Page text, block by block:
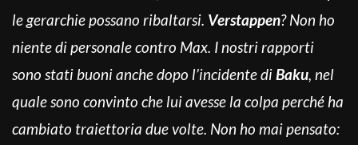
le gerarchie possano ribaltarsi. Verstappen? Non ho
niente di personale contro Max. I nostri rapporti
sono stati buoni anche dopo l’incidente diBaku, nel
quale sono convinto che lui avesse la colpa perché ha
cambiato traiettoria due volte. Non ho mai pensato: